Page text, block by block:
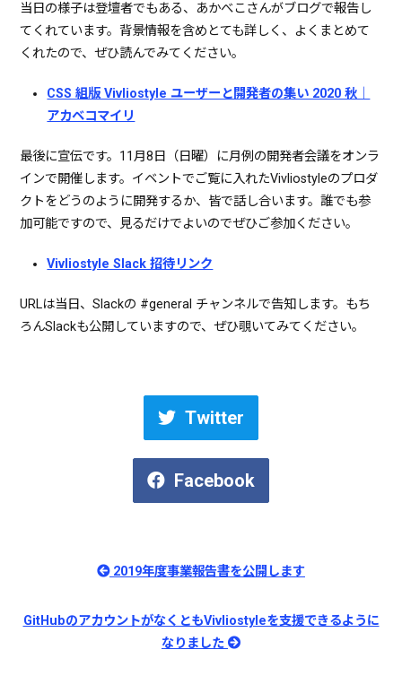
当日の様子は登壇者でもある、あかべこさんがブログで報告し
てくれています。背景情報を含めとても詳しく、よくまとめて
くれたので、ぜひ読んでみてください。
CSS 組版 Vivliostyle ユーザーと開発者の集い 2020 秋｜
アカベコマイリ
最後に宣伝です。11月8日（日曜）に月例の開発者会議をオンラ
インで開催します。イベントでご覧に入れたVivliostyleのプロダ
クトをどうのように開発するか、皆で話し合います。誰でも参
加可能ですので、見るだけでよいのでぜひご参加ください。
Vivliostyle Slack 招待リンク
URLは当日、Slackの #general チャンネルで告知します。もち
ろんSlackも公開していますので、ぜひ覗いてみてください。
Twitter
Facebook
2019年度事業報告書を公開します
GitHubのアカウントがなくともVivliostyleを支援できるように
なりました